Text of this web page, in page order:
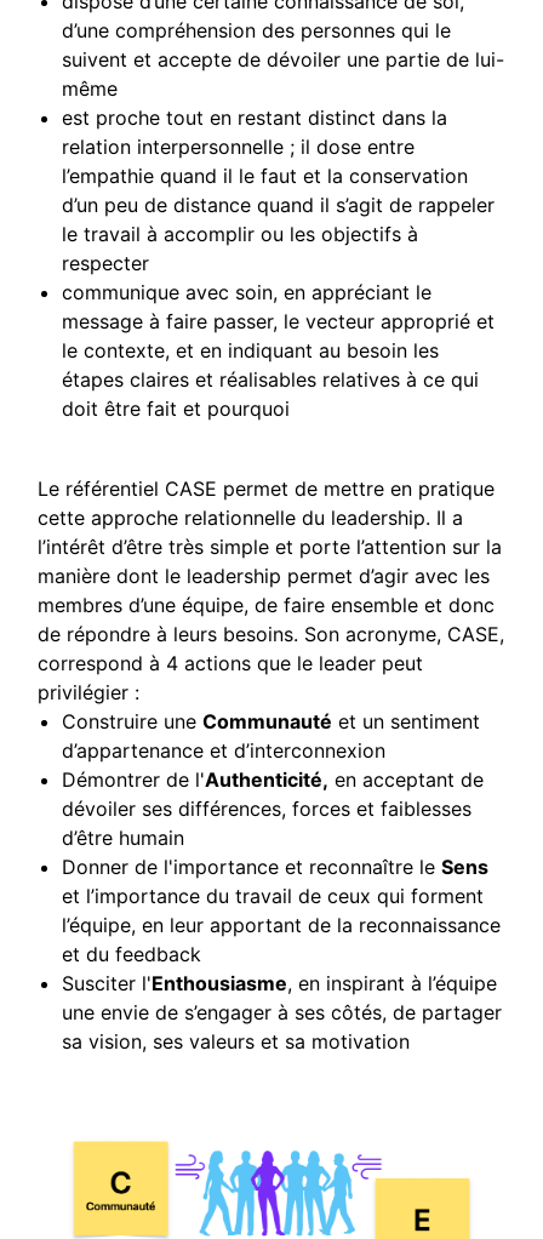
d’une compréhension des personnes qui le
suivent et accepte de dévoiler une partie de lui-
même
est proche tout en restant distinct dans la
relation interpersonnelle ; il dose entre
l’empathie quand il le faut et la conservation
d’un peu de distance quand il s’agit de rappeler
le travail à accomplir ou les objectifs à
respecter
communique avec soin, en appréciant le
message à faire passer, le vecteur approprié et
le contexte, et en indiquant au besoin les
étapes claires et réalisables relatives à ce qui
doit être fait et pourquoi
Le référentiel CASE permet de mettre en pratique
cette approche relationnelle du leadership. Il a
l’intérêt d’être très simple et porte l’attention sur la
manière dont le leadership permet d’agir avec les
membres d’une équipe, de faire ensemble et donc
de répondre à leurs besoins. Son acronyme, CASE,
correspond à 4 actions que le leader peut
privilégier :
Construire uneCommunauté et un sentiment
d’appartenance et d’interconnexion
Démontrer de l'Authenticité, en acceptant de
dévoiler ses différences, forces et faiblesses
d’être humain
Donner de l'importance et reconnaître leSens
et l’importance du travail de ceux qui forment
l’équipe, en leur apportant de la reconnaissance
et du feedback
Susciter l'Enthousiasme, en inspirant à l’équipe
une envie de s’engager à ses côtés, de partager
sa vision, ses valeurs et sa motivation